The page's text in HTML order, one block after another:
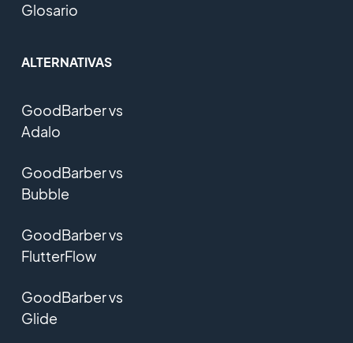
Glosario
ALTERNATIVAS
GoodBarber vs
Adalo
GoodBarber vs
Bubble
GoodBarber vs
FlutterFlow
GoodBarber vs
Glide